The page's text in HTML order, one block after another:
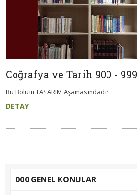
Coğrafya ve Tarih 900 - 999
Bu Bölüm TASARIM Aşamasındadır
DETAY
000 GENEL KONULAR